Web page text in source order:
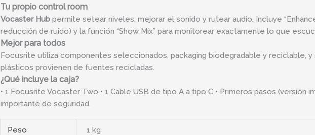
Tu propio control room
Vocaster Hubpermite setear niveles, mejorar el sonido y rutear audio. Incluye
reducción de ruido) y la función “Show Mix” para monitorear exactamente lo que
Mejor para todos
Focusrite utiliza componentes seleccionados, packaging biodegradable y reciclable, y
plásticos provienen de fuentes recicladas.
¿Qué incluye la caja?
• 1 Focusrite Vocaster Two • 1 Cable USB de tipo A a tipo C • Primeros pasos (versión
importante de seguridad.
Peso 1 kg